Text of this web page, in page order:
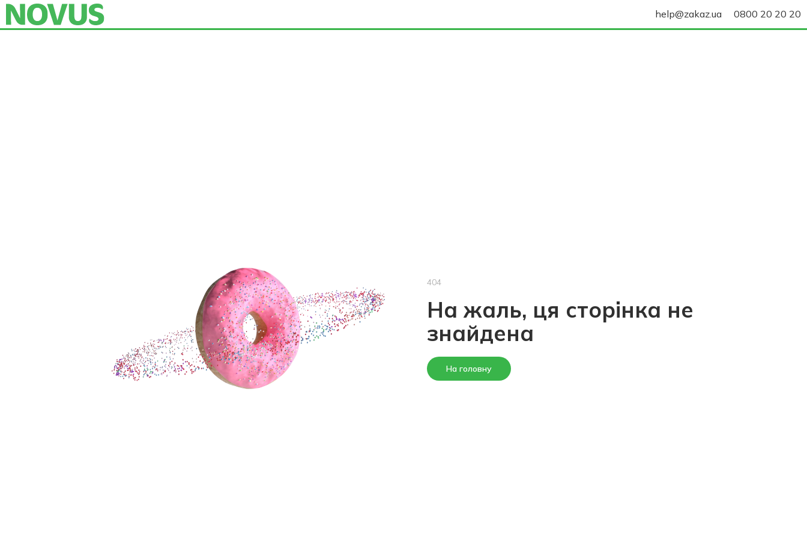
help@zakaz.ua 0800 20 20 20
404
На жаль, ця сторінка не
знайдена
На головну